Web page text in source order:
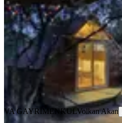
İzmir, Menemen
192 m²·5.885/m²
1.130.000 ₺
VA GAYRİMENKUL Volkan Akan
VA GAYRİMENKULVolkan Akan